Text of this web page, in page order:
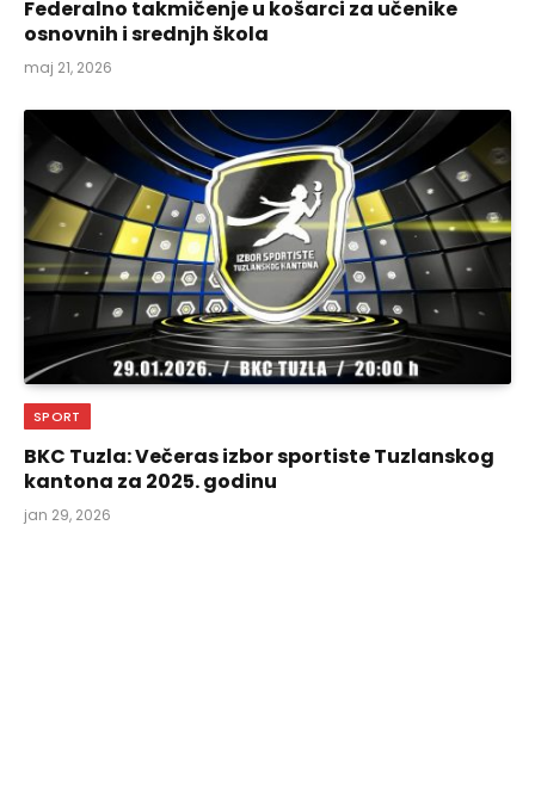
Federalno takmičenje u košarci za učenike
osnovnih i srednjh škola
maj 21, 2026
SPORT
BKC Tuzla: Večeras izbor sportiste Tuzlanskog
kantona za 2025. godinu
jan 29, 2026